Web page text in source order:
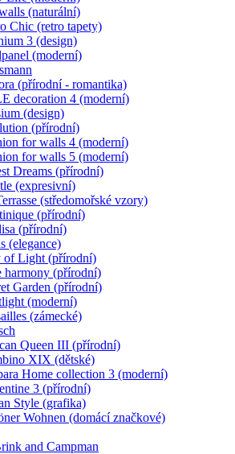
(naturální)
Chic (retro tapety)
3 (design)
(moderní)
(přírodní - romantika)
decoration 4 (moderní)
(design)
(přírodní)
for walls 4 (moderní)
for walls 5 (moderní)
Dreams (přírodní)
(expresivní)
(středomořské vzory)
(přírodní)
(přírodní)
(elegance)
of Light (přírodní)
harmony (přírodní)
Garden (přírodní)
(moderní)
(zámecké)
Queen III (přírodní)
XIX (dětské)
Home collection 3 (moderní)
3 (přírodní)
Style (grafika)
Wohnen (domácí značkové)
and Campman